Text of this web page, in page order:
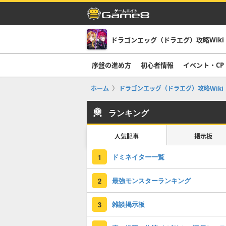
ドラゴンエッグ（ドラエグ）攻略Wiki
序盤の進め方 初心者情報 イベント・CP
ホーム ドラゴンエッグ（ドラエグ）攻略Wiki
ランキング
人気記事 掲示板
1 ドミネイター一覧
2 最強モンスターランキング
3 雑談掲示板